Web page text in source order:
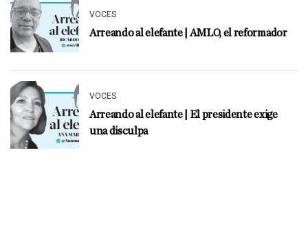
VOCES
Arreando al elefante | AMLO, el reformador
VOCES
Arreando al elefante | El presidente exige
una disculpa